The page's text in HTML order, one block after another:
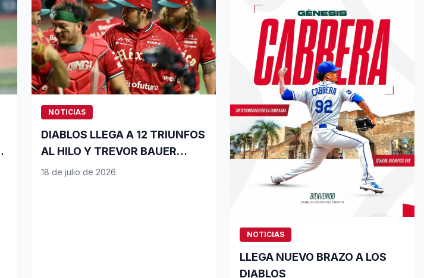
NOTICIAS
DIABLOS LLEGA A 12 TRIUNFOS
AL HILO Y TREVOR BAUER
LOGRA SU SEGUNDA VICTORIA
18 de julio de 2026
NOTICIAS
LLEGA NUEVO BRAZO A LOS
DIABLOS